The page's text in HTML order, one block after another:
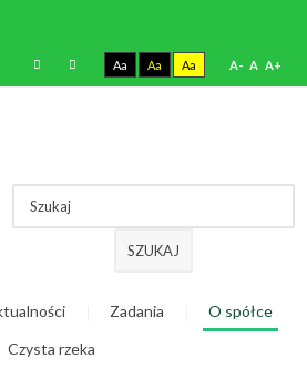
Aa Aa Aa A- A A+
SZUKAJ
Zadania O spółce
Czysta rzeka